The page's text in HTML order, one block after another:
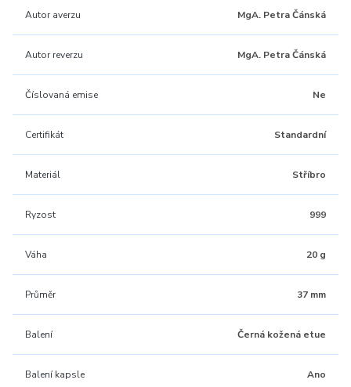
Autor averzu MgA. Petra Čánská
Autor reverzu MgA. Petra Čánská
Číslovaná emise Ne
Certifikát Standardní
Materiál Stříbro
Ryzost 999
Váha 20 g
Průměr 37 mm
Balení Černá kožená etue
Balení kapsle Ano